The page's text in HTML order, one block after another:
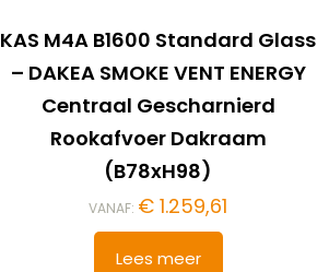
KAS M4A B1600 Standard Glass
– DAKEA SMOKE VENT ENERGY
Centraal Gescharnierd
Rookafvoer Dakraam
(B78xH98)
VANAF: € 1.259,61
Lees meer